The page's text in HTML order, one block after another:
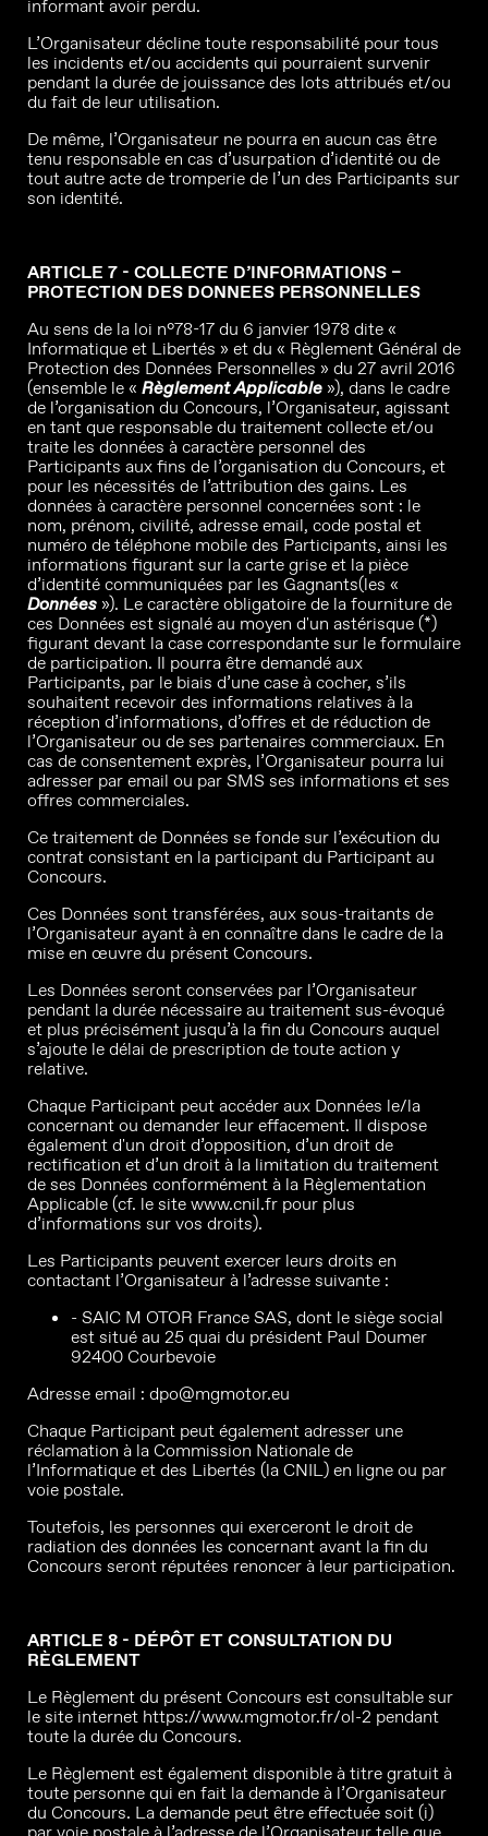
informant avoir perdu.
L’Organisateur décline toute responsabilité pour tous
les incidents et/ou accidents qui pourraient survenir
pendant la durée de jouissance des lots attribués et/ou
du fait de leur utilisation.
De même, l’Organisateur ne pourra en aucun cas être
tenu responsable en cas d’usurpation d’identité ou de
tout autre acte de tromperie de l’un des Participants sur
son identité.
ARTICLE 7 - COLLECTE D’INFORMATIONS –
PROTECTION DES DONNEES PERSONNELLES
Au sens de la loi n°78-17 du 6 janvier 1978 dite «
Informatique et Libertés » et du « Règlement Général de
Protection des Données Personnelles » du 27 avril 2016
(ensemble le « Règlement Applicable »), dans le cadre
de l’organisation du Concours, l’Organisateur, agissant
en tant que responsable du traitement collecte et/ou
traite les données à caractère personnel des
Participants aux fins de l’organisation du Concours, et
pour les nécessités de l’attribution des gains. Les
données à caractère personnel concernées sont : le
nom, prénom, civilité, adresse email, code postal et
numéro de téléphone mobile des Participants, ainsi les
informations figurant sur la carte grise et la pièce
d’identité communiquées par les Gagnants(les «
Données »). Le caractère obligatoire de la fourniture de
ces Données est signalé au moyen d'un astérisque (*)
figurant devant la case correspondante sur le formulaire
de participation. Il pourra être demandé aux
Participants, par le biais d’une case à cocher, s’ils
souhaitent recevoir des informations relatives à la
réception d’informations, d’offres et de réduction de
l’Organisateur ou de ses partenaires commerciaux. En
cas de consentement exprès, l’Organisateur pourra lui
adresser par email ou par SMS ses informations et ses
offres commerciales.
Ce traitement de Données se fonde sur l’exécution du
contrat consistant en la participant du Participant au
Concours.
Ces Données sont transférées, aux sous-traitants de
l’Organisateur ayant à en connaître dans le cadre de la
mise en œuvre du présent Concours.
Les Données seront conservées par l’Organisateur
pendant la durée nécessaire au traitement sus-évoqué
et plus précisément jusqu’à la fin du Concours auquel
s’ajoute le délai de prescription de toute action y
relative.
Chaque Participant peut accéder aux Données le/la
concernant ou demander leur effacement. Il dispose
également d'un droit d’opposition, d’un droit de
rectification et d’un droit à la limitation du traitement
de ses Données conformément à la Règlementation
Applicable (cf. le site www.cnil.fr pour plus
d’informations sur vos droits).
Les Participants peuvent exercer leurs droits en
contactant l’Organisateur à l’adresse suivante :
- SAIC M OTOR France SAS, dont le siège social
est situé au 25 quai du président Paul Doumer
92400 Courbevoie
Adresse email : dpo@mgmotor.eu
Chaque Participant peut également adresser une
réclamation à la Commission Nationale de
l’Informatique et des Libertés (la CNIL) en ligne ou par
voie postale.
Toutefois, les personnes qui exerceront le droit de
radiation des données les concernant avant la fin du
Concours seront réputées renoncer à leur participation.
ARTICLE 8 - DÉPÔT ET CONSULTATION DU
RÈGLEMENT
Le Règlement du présent Concours est consultable sur
le site internet https://www.mgmotor.fr/ol-2 pendant
toute la durée du Concours.
Le Règlement est également disponible à titre gratuit à
toute personne qui en fait la demande à l’Organisateur
du Concours. La demande peut être effectuée soit (i)